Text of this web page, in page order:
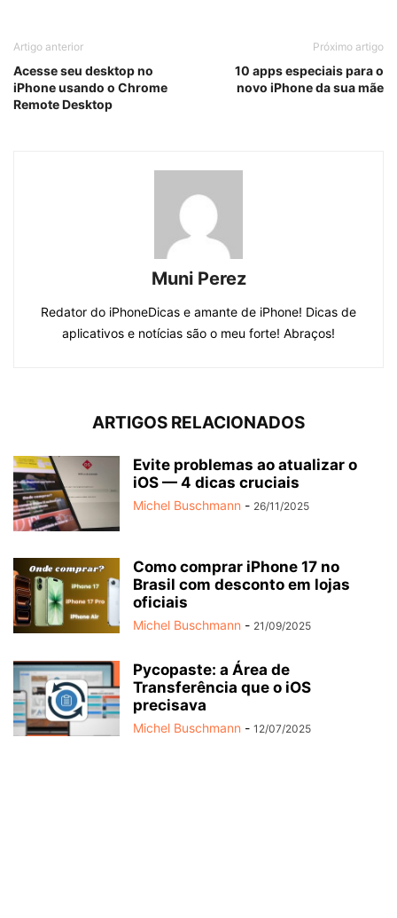
Artigo anterior
Acesse seu desktop no
iPhone usando o Chrome
Remote Desktop
Próximo artigo
10 apps especiais para o
novo iPhone da sua mãe
Muni Perez
Redator do iPhoneDicas e amante de iPhone! Dicas de
aplicativos e notícias são o meu forte! Abraços!
ARTIGOS RELACIONADOS
Evite problemas ao atualizar o
iOS — 4 dicas cruciais
Michel Buschmann - 26/11/2025
Como comprar iPhone 17 no
Brasil com desconto em lojas
oficiais
Michel Buschmann - 21/09/2025
Pycopaste: a Área de
Transferência que o iOS
precisava
Michel Buschmann - 12/07/2025